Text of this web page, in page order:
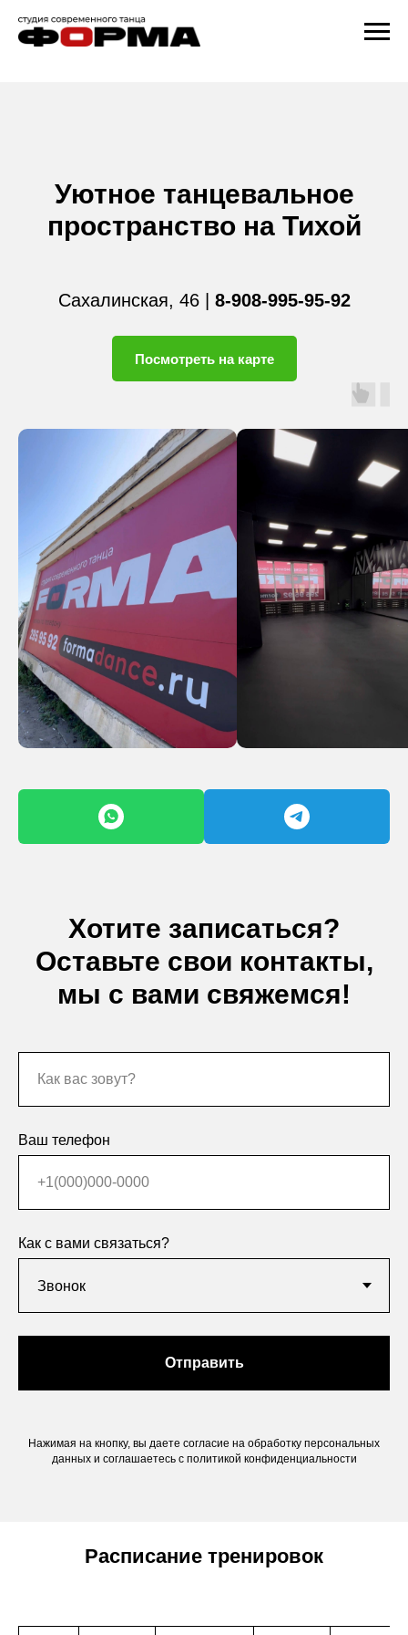
Уютное танцевальное
пространство на Тихой
Сахалинская, 46 | 8-908-995-95-92
Посмотреть на карте
Хотите записаться?
Оставьте свои контакты,
мы с вами свяжемся!
Ваш телефон
Как с вами связаться?
Отправить
Нажимая на кнопку, вы даете согласие на обработку персональных
данных и соглашаетесь c политикой конфиденциальности
Расписание тренировок